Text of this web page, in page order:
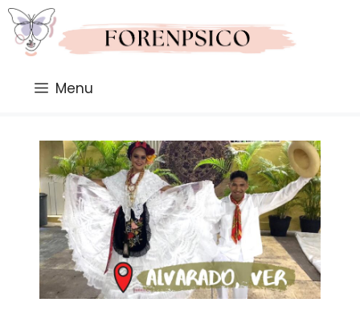
Saltar
al
contenido
Menu